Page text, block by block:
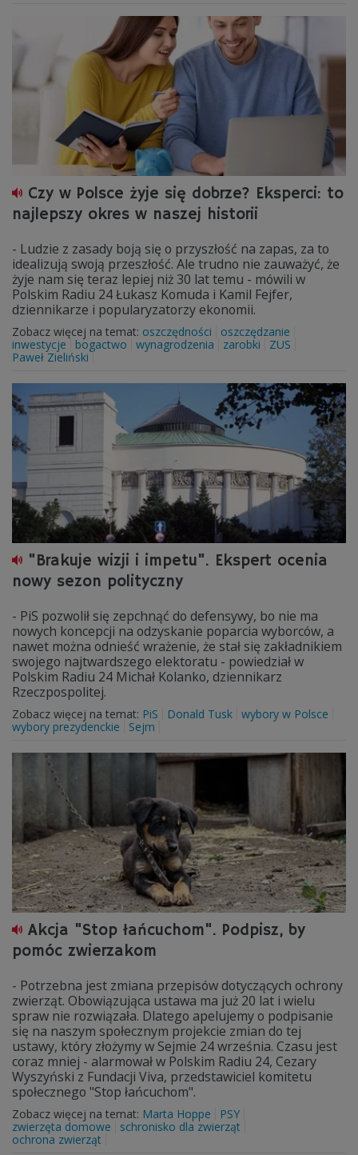
Czy w Polsce żyje się dobrze? Eksperci: to
najlepszy okres w naszej historii
- Ludzie z zasady boją się o przyszłość na zapas, za to
idealizują swoją przeszłość. Ale trudno nie zauważyć, że
żyje nam się teraz lepiej niż 30 lat temu - mówili w
Polskim Radiu 24 Łukasz Komuda i Kamil Fejfer,
dziennikarze i popularyzatorzy ekonomii.
Zobacz więcej na temat: oszczędności
oszczędzanie
inwestycje
bogactwo wynagrodzenia zarobki
ZUS
Paweł Zieliński
"Brakuje wizji i impetu". Ekspert ocenia
nowy sezon polityczny
- PiS pozwolił się zepchnąć do defensywy, bo nie ma
nowych koncepcji na odzyskanie poparcia wyborców, a
nawet można odnieść wrażenie, że stał się zakładnikiem
swojego najtwardszego elektoratu - powiedział w
Polskim Radiu 24 Michał Kolanko, dziennikarz
Rzeczpospolitej.
Zobacz więcej na temat: PiS Donald Tusk wybory w Polsce
wybory prezydenckie
Sejm
Akcja "Stop łańcuchom". Podpisz, by
pomóc zwierzakom
- Potrzebna jest zmiana przepisów dotyczących ochrony
zwierząt. Obowiązująca ustawa ma już 20 lat i wielu
spraw nie rozwiązała. Dlatego apelujemy o podpisanie
się na naszym społecznym projekcie zmian do tej
ustawy, który złożymy w Sejmie 24 września. Czasu jest
coraz mniej - alarmował w Polskim Radiu 24, Cezary
Wyszyński z Fundacji Viva, przedstawiciel komitetu
społecznego "Stop łańcuchom".
Zobacz więcej na temat: Marta Hoppe
PSY
zwierzęta domowe
schronisko dla zwierząt
ochrona zwierząt